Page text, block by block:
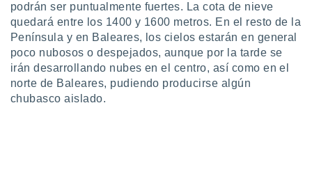
como
IP
de
posible
podrán ser puntualmente fuertes. La cota de nieve
quedará entre los 1400 y 1600 metros. En el resto de la
Península y en Baleares, los cielos estarán en general
poco nubosos o despejados, aunque por la tarde se
irán desarrollando nubes en el centro, así como en el
norte de Baleares, pudiendo producirse algún
chubasco aislado.